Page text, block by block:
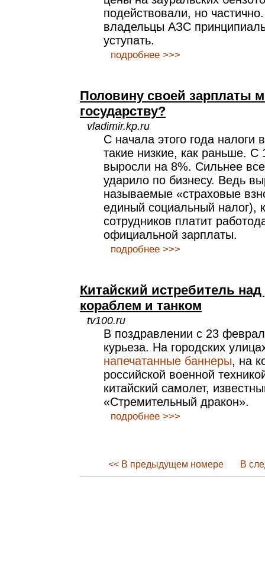
подействовали, но
владельцы АЗС
уступать.
подробнее >>>
Половину своей зарплаты
государству?
vladimir.kp.ru
С начала этого года налоги
такие низкие, как раньше. С
выросли на 8%. Сильнее
ударило по бизнесу. Ведь
называемые «страховые
единый социальный налог),
сотрудников платит
официальной зарплаты.
подробнее >>>
Китайский истребитель
кораблем и танком
tv100.ru
В поздравлении с 23
курьеза. На городских
напечатанные баннеры, на
российской военной
китайский самолет,
«Стремительный дракон».
подробнее >>>
<< В предыдущем номере В